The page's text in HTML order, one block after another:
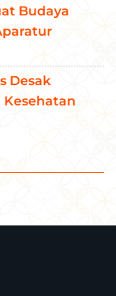
Budaya
Desak
Kesehatan